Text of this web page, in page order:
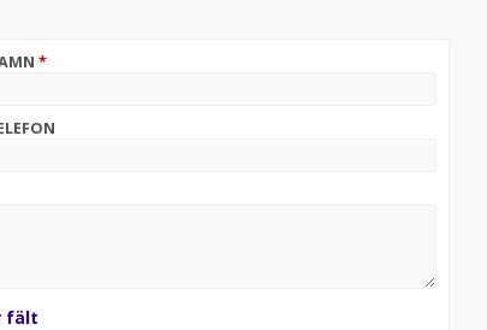
betalningsplan som passar dig.
och låt oss hjälpa dig hitta din drömbil. Din
och lagerstatus.
endast att köpa hos din auktoriserade
kontroller enligt Volvo Begagnad Standard
Volvo on Call ingår dessutom ett
*
fält